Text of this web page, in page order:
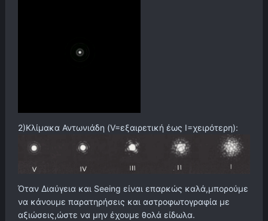
2)Κλίμακα Αντωνιάδη (V=εξαιρετική έως I=χειρότερη):
Όταν Διαύγεια και Seeing είναι επαρκώς καλά,μπορούμε
να κάνουμε παρατηρήσεις και αστροφωτογραφία με
αξιώσεις,ώστε να μην έχουμε θολά είδωλα.